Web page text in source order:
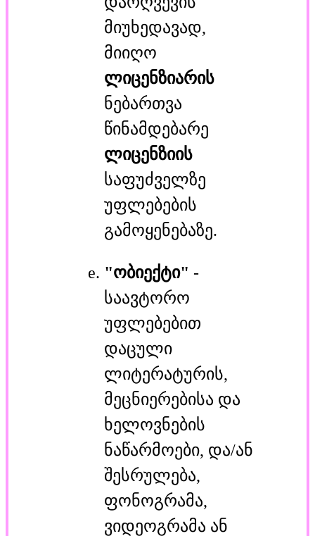
მიუხედავად,
მიიღო
ლიცენზიარის
ნებართვა
წინამდებარე
ლიცენზიის
საფუძველზე
უფლებების
გამოყენებაზე.
"ობიექტი" -
საავტორო
უფლებებით
დაცული
ლიტერატურის,
მეცნიერებისა და
ხელოვნების
ნაწარმოები, და/ან
შესრულება,
ფონოგრამა,
ვიდეოგრამა ან